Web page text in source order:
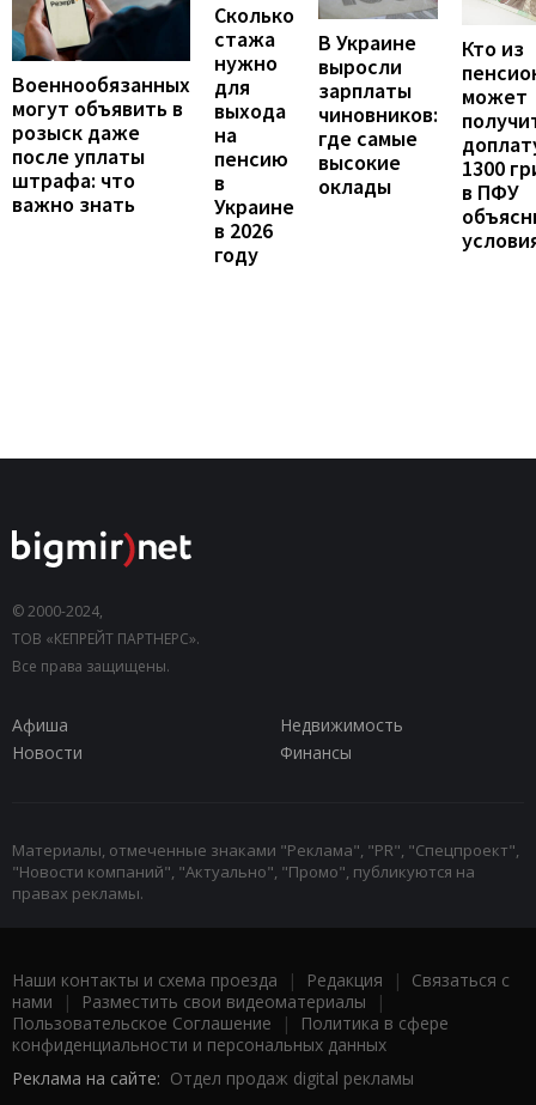
Военнообязанных
могут объявить в
розыск даже
после уплаты
штрафа: что
важно знать
Сколько
стажа
нужно
для
выхода
на
пенсию
в
Украине
в 2026
году
В Украине
выросли
зарплаты
чиновников:
где самые
высокие
оклады
Кто из
может
1300
в ПФУ
© 2000-2024,
ТОВ «КЕПРЕЙТ ПАРТНЕРС».
Все права защищены.
Афиша
Недвижимость
Новости
Финансы
Материалы, отмеченные знаками "Реклама", "PR", "Спецпроект",
"Новости компаний", "Актуально", "Промо", публикуются на
правах рекламы.
Наши контакты и схема проезда | Редакция | Связаться с
нами | Разместить свои видеоматериалы |
Пользовательское Соглашение |
Политика в сфере
конфиденциальности и персональных данных
Реклама на сайте: Отдел продаж digital рекламы